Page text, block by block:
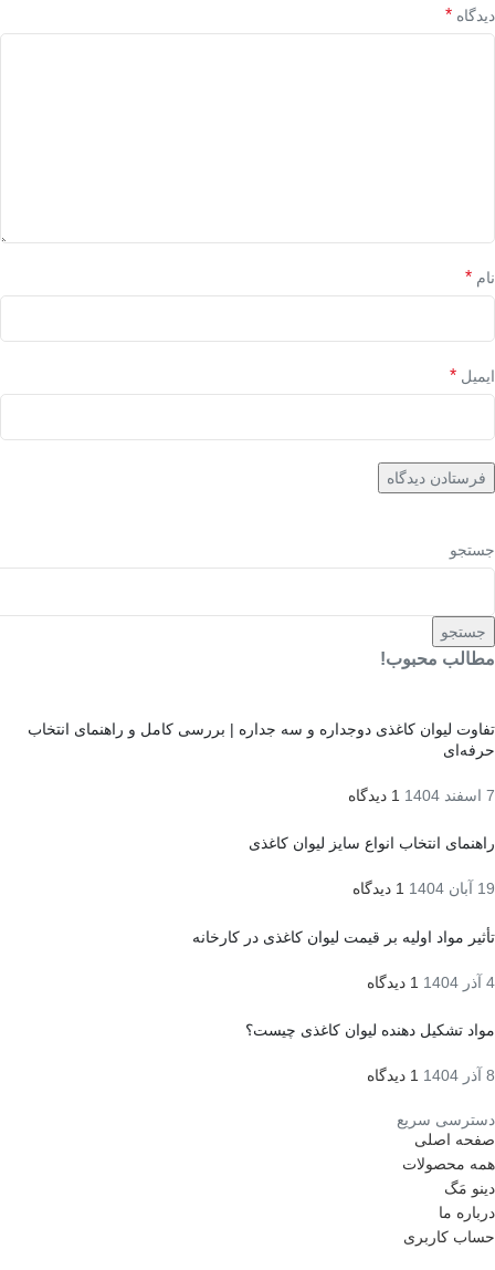
دیدگاه *
نام *
ایمیل *
جستجو
جستجو
مطالب محبوب!
تفاوت لیوان کاغذی دوجداره و سه جداره | بررسی کامل و راهنمای انتخاب
حرفه‌ای
7 اسفند 1404 1 دیدگاه
راهنمای انتخاب انواع سایز لیوان کاغذی
19 آبان 1404 1 دیدگاه
تأثیر مواد اولیه بر قیمت لیوان کاغذی در کارخانه
4 آذر 1404 1 دیدگاه
مواد تشکیل دهنده لیوان کاغذی چیست؟
8 آذر 1404 1 دیدگاه
دسترسی سریع
صفحه اصلی
همه محصولات
دینو مَگ
درباره ما
حساب کاربری